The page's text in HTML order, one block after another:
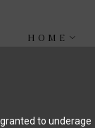
to underage
HOME
- Muller